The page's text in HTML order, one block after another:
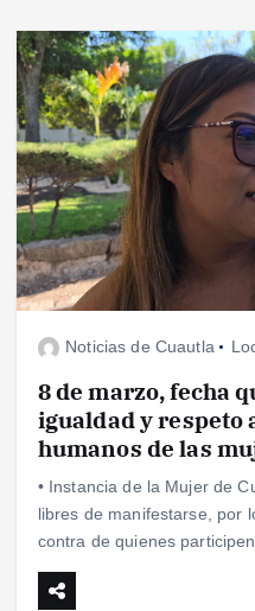
Noticias de Cuautla
8 de marzo, fecha
igualdad y respeto
humanos de las
• Instancia de la Mujer de
libres de manifestarse, por
contra de quienes